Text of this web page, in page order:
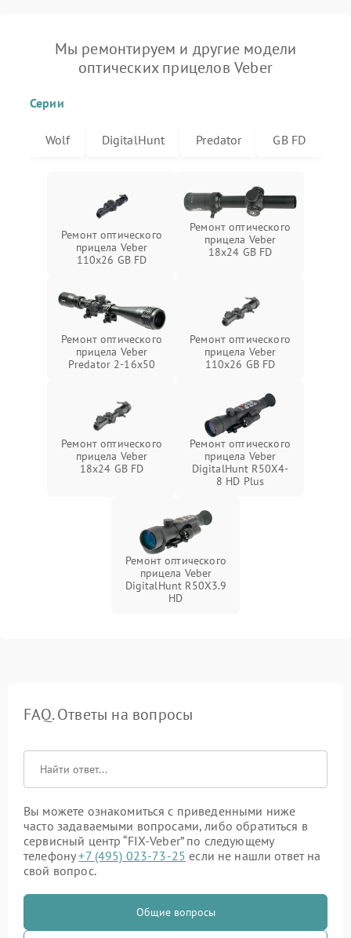
Мы ремонтируем и другие модели
оптических прицелов Veber
Серии
Wolf DigitalHunt Predator GB FD
Ремонт оптического
прицела Veber
110x26 GB FD
Ремонт оптического
прицела Veber
18x24 GB FD
Ремонт оптического
прицела Veber
Predator 2-16x50
Ремонт оптического
прицела Veber
110х26 GB FD
Ремонт оптического
прицела Veber
18x24 GB FD
Ремонт оптического
прицела Veber
DigitalHunt R50X4-
8 HD Plus
Ремонт оптического
прицела Veber
DigitalHunt R50X3.9
HD
FAQ. Ответы на вопросы
Вы можете ознакомиться с приведенными ниже
часто задаваемыми вопросами, либо обратиться в
сервисный центр “FIX-Veber” по следующему
телефону+7 (495) 023-73-25 если не нашли ответ на
свой вопрос.
Общие вопросы